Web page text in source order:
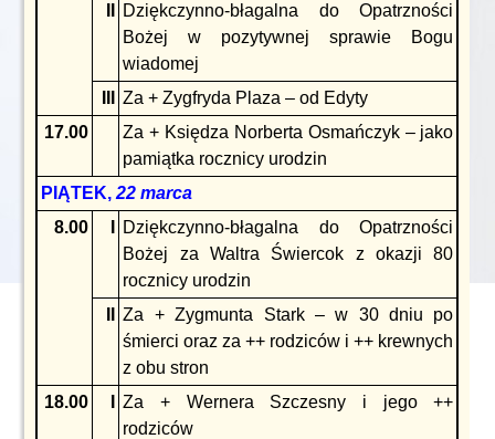
Dziękczynno-błagalna do Opatrzności
Bożej w pozytywnej sprawie Bogu
wiadomej
Za + Zygfryda Plaza – od Edyty
17.00
Za + Księdza Norberta Osmańczyk – jako
pamiątka rocznicy urodzin
PIĄTEK,22 marca
8.00
Dziękczynno-błagalna do Opatrzności
Bożej za Waltra Świercok z okazji 80
rocznicy urodzin
Za + Zygmunta Stark – w 30 dniu po
śmierci oraz za ++ rodziców i ++ krewnych
z obu stron
18.00
Za + Wernera Szczesny i jego ++
rodziców